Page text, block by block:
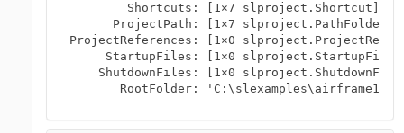
        Shortcuts: [1×7 slproject.Shortcut]
      ProjectPath: [1×7 slproject.PathFolder]
ProjectReferences: [1×0
     StartupFiles: [1×0 slproject.StartupFile]
ShutdownFiles: [1×0
       RootFolder: 'C:\slexamples\airframe11'